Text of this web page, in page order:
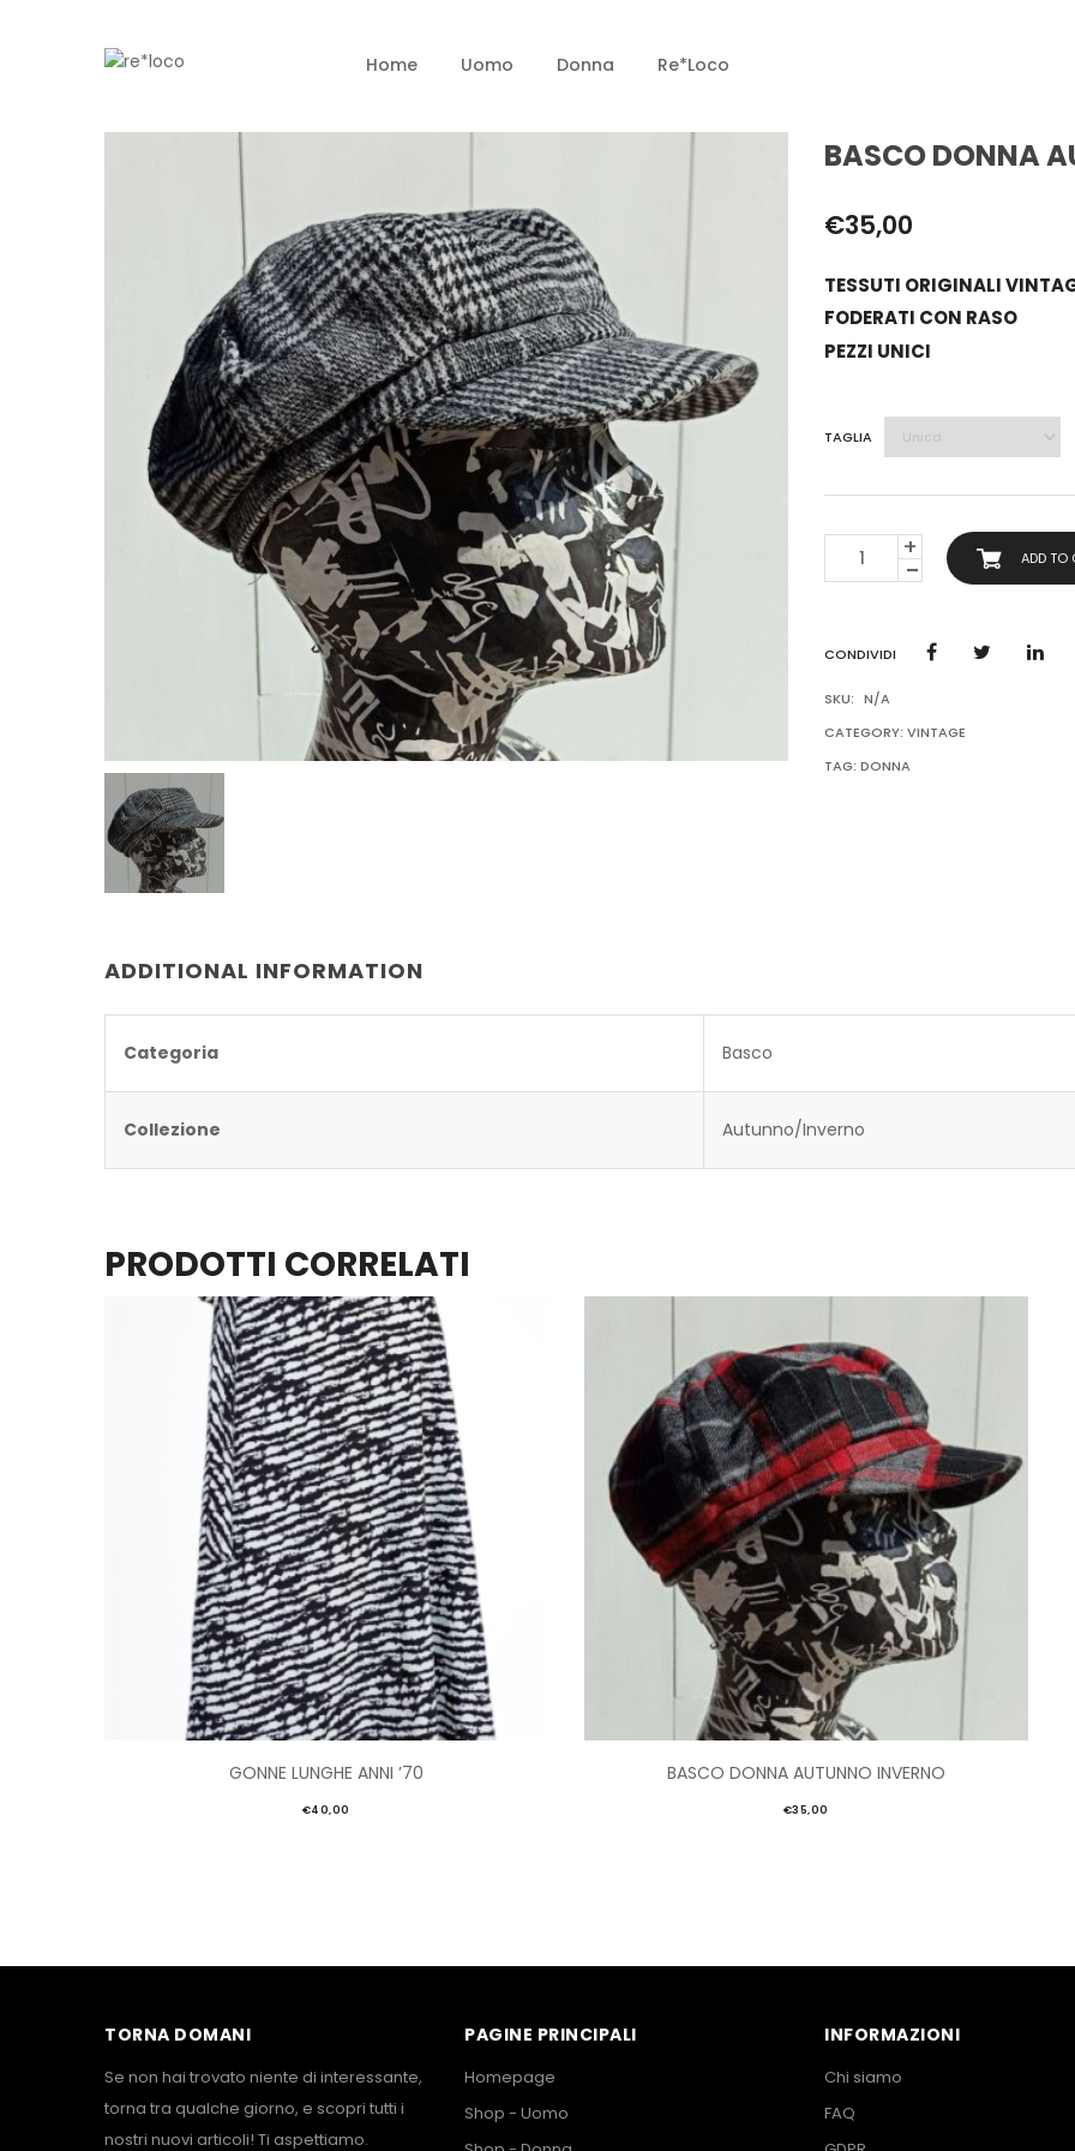
Home Uomo Donna Re*loco
BASCO DONNA
€35,00
TESSUTI ORIGINALI
FODERATI CON RASO
PEZZI UNICI
TAGLIA
DONNA
AUTUNNO
ADD TO
CONDIVIDI
SKU: N/A
CATEGORY: VINTAGE
TAG: DONNA
ADDITIONAL INFORMATION
Categoria Basco
Collezione Autunno/Inverno
PRODOTTI CORRELATI
GONNE LUNGHE ANNI ’70
€40,00
BASCO DONNA AUTUNNO INVERNO
€35,00
TORNA DOMANI
Se non hai trovato niente di interessante,
torna tra qualche giorno, e scopri tutti i
nostri nuovi articoli! Ti aspettiamo.
PAGINE PRINCIPALI
Homepage
Shop - Uomo
INFORMAZIONI
Chi siamo
FAQ